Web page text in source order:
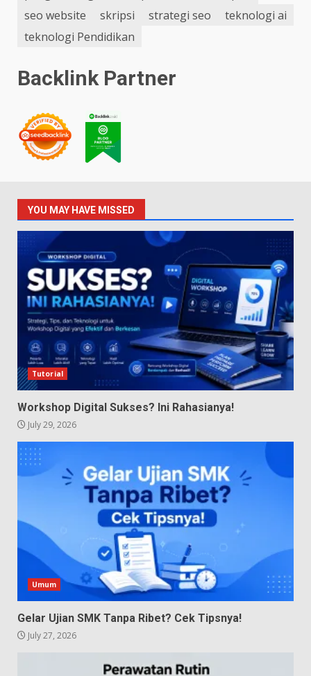
seo website
skripsi strategi seo
teknologi ai
teknologi Pendidikan
Backlink Partner
YOU MAY HAVE MISSED
Tutorial
Workshop Digital Sukses? Ini Rahasianya!
July 29, 2026
Umum
Gelar Ujian SMK Tanpa Ribet? Cek Tipsnya!
July 27, 2026